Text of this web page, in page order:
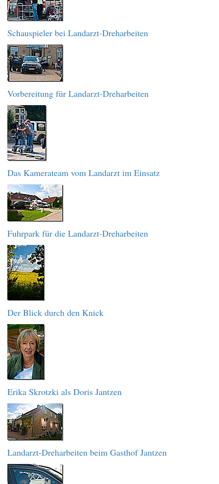
Schauspieler bei Landarzt-Dreharbeiten
Vorbereitung für Landarzt-Dreharbeiten
Das Kamerateam vom Landarzt im Einsatz
Fuhrpark für die Landarzt-Dreharbeiten
Der Blick durch den Knick
Erika Skrotzki als Doris Jantzen
Landarzt-Dreharbeiten beim Gasthof Jantzen